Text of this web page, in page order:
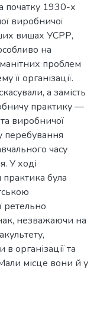
початку 1930-х
виробничої
вишах УСРР,
на
проблем
організації.
а замість
практику —
виробничої
перебування
часу
У ході
була
ретельно
незважаючи на
організації та
місце вони й у